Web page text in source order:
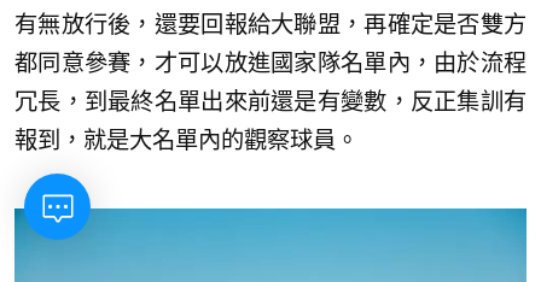
有無放行後，還要回報給大聯盟，再確定是否雙方
都同意參賽，才可以放進國家隊名單內，由於流程
冗長，到最終名單出來前還是有變數，反正集訓有
報到，就是大名單內的觀察球員。